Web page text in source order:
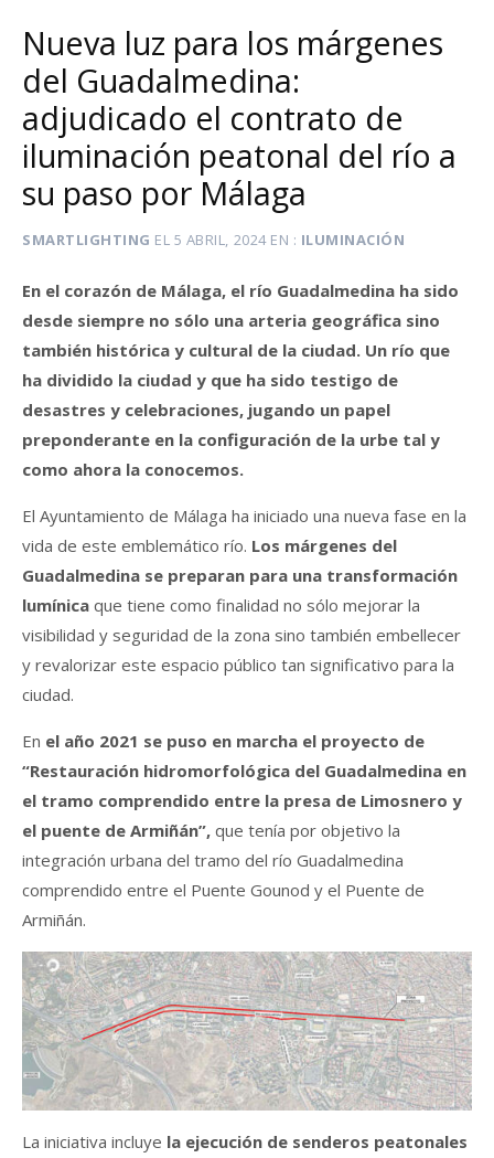
Nueva luz para los márgenes
del Guadalmedina:
adjudicado el contrato de
iluminación peatonal del río a
su paso por Málaga
SMARTLIGHTING EL 5 ABRIL, 2024EN ILUMINACIÓN
En el corazón de Málaga, el río Guadalmedina ha sido
desde siempre no sólo una arteria geográfica sino
también histórica y cultural de la ciudad. Un río que
ha dividido la ciudad y que ha sido testigo de
desastres y celebraciones, jugando un papel
preponderante en la configuración de la urbe tal y
como ahora la conocemos.
El Ayuntamiento de Málaga ha iniciado una nueva fase en la
vida de este emblemático río. Los márgenes del
Guadalmedina se preparan para una transformación
lumínica que tiene como finalidad no sólo mejorar la
visibilidad y seguridad de la zona sino también embellecer
y revalorizar este espacio público tan significativo para la
ciudad.
En el año 2021 se puso en marcha el proyecto de
“Restauración hidromorfológica del Guadalmedina en
el tramo comprendido entre la presa de Limosnero y
el puente de Armiñán”, que tenía por objetivo la
integración urbana del tramo del río Guadalmedina
comprendido entre el Puente Gounod y el Puente de
Armiñán.
La iniciativa incluye la ejecución de senderos peatonales